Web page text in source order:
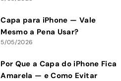
Capa para iPhone — Vale
Mesmo a Pena Usar?
5/05/2026
Por Que a Capa do iPhone Fica
Amarela — e Como Evitar